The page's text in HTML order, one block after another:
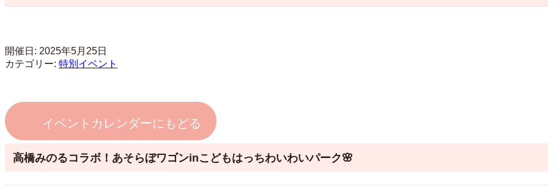
開催日: 2025年5月25日
カテゴリー: 特別イベント
イベントカレンダーにもどる
高橋みのるコラボ！あそらぼワゴンinこどもはっちわいわいパーク🌸